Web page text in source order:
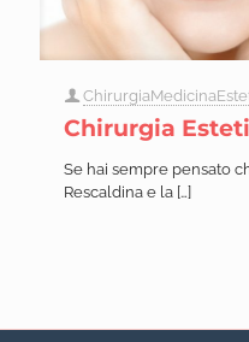
Chirurgia
Se hai sempre pensato
Rescaldina e la […]